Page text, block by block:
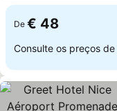
De € 48
Consulte os preços de